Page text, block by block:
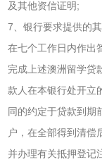
及其他资信证明;
7、银行要求提供的
在七个工作日内作出
完成上述澳洲留学贷
款人在本银行处开立
同的约定于贷款到期
户，在全部得到清偿
并办理有关抵押登记